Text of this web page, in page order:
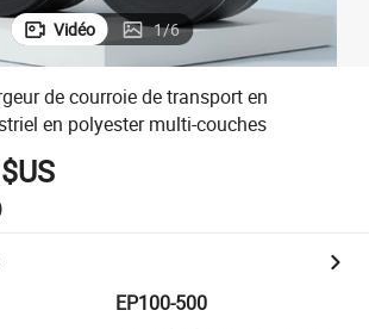
Vidéo 1/6
de courroie de transport en
en polyester multi-couches
EP100-500